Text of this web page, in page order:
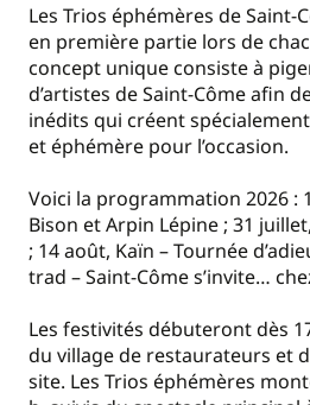
Les Trios éphémères de
en première partie lors de
concept unique consiste à
d’artistes de Saint-Côme afin
inédits qui créent
et éphémère pour l’occasion.
Voici la programmation 2026 :
Bison et Arpin Lépine ; 31
; 14 août, Kaïn – Tournée
trad – Saint-Côme s’invite…
Les festivités débuteront dès
du village de restaurateurs et
site. Les Trios éphémères